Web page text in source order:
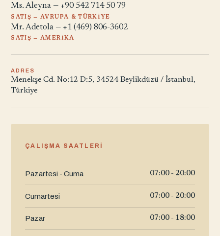
Ms. Aleyna — +90 542 714 50 79
SATIŞ — AVRUPA & TÜRKIYE
Mr. Adetola — +1 (469) 806-3602
SATIŞ — AMERIKA
ADRES
Menekşe Cd. No:12 D:5, 34524 Beylikdüzü / İstanbul,
Türkiye
ÇALIŞMA SAATLERI
Pazartesi - Cuma 07:00 - 20:00
Cumartesi 07:00 - 20:00
Pazar 07:00 - 18:00